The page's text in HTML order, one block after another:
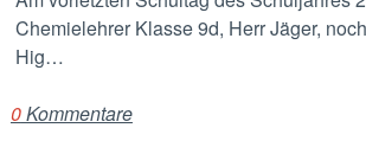
Chemielehrer Klasse 9d, Herr Jäger,
Hig…
0Kommentare